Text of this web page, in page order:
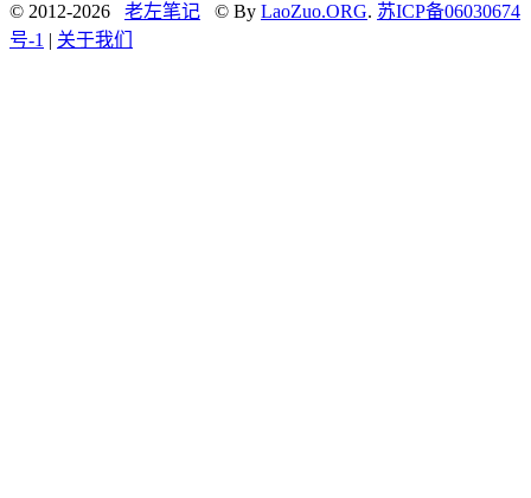
© 2012-2026 老左笔记 © By LaoZuo.ORG. 苏ICP备06030674
号-1 | 关于我们